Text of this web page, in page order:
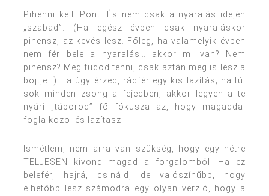
Pihenni kell. Pont. És nem csak a nyaralás idején
„szabad”. (Ha egész évben csak nyaraláskor
pihensz, az kevés lesz. Főleg, ha valamelyik évben
nem fér bele a nyaralás… akkor mi van? Nem
pihensz? Meg tudod tenni, csak aztán meg is lesz a
böjtje…) Ha úgy érzed, rádfér egy kis lazítás; ha túl
sok minden zsong a fejedben, akkor legyen a te
nyári „táborod” fő fókusza az, hogy magaddal
foglalkozol és lazítasz.
Ismétlem, nem arra van szükség, hogy egy hétre
TELJESEN kivond magad a forgalomból. Ha ez
belefér, hajrá, csináld, de valószínűbb, hogy
élhetőbb lesz számodra egy olyan verzió, hogy a